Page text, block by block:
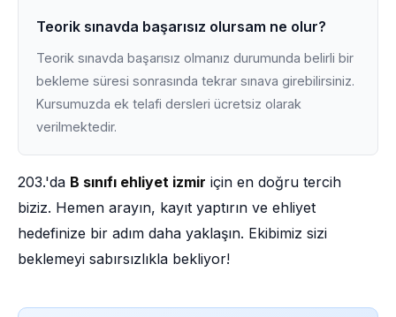
Teorik sınavda başarısız olursam ne olur?
Teorik sınavda başarısız olmanız durumunda belirli bir
bekleme süresi sonrasında tekrar sınava girebilirsiniz.
Kursumuzda ek telafi dersleri ücretsiz olarak
verilmektedir.
203.'da B sınıfı ehliyet izmir için en doğru tercih
biziz. Hemen arayın, kayıt yaptırın ve ehliyet
hedefinize bir adım daha yaklaşın. Ekibimiz sizi
beklemeyi sabırsızlıkla bekliyor!